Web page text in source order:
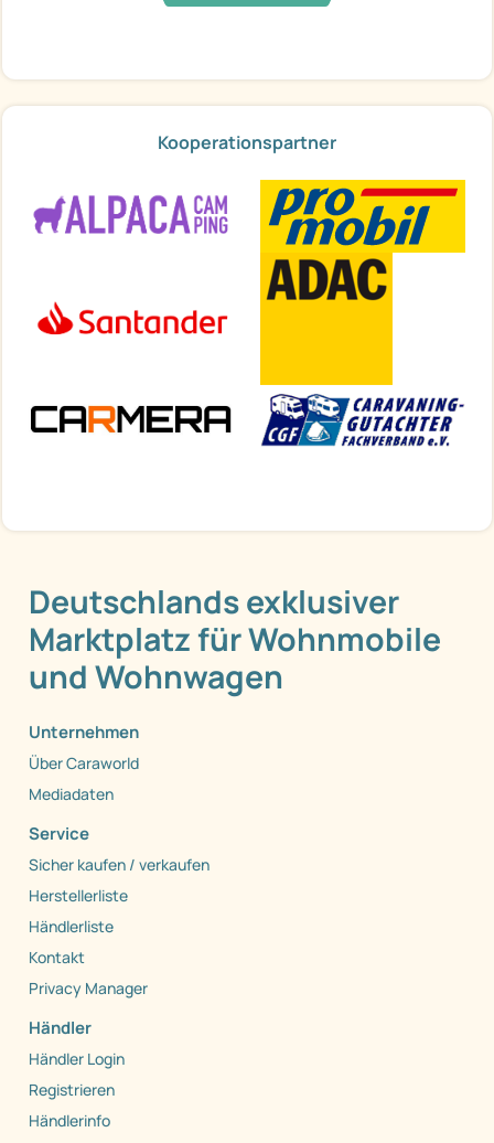
Kooperationspartner
Deutschlands exklusiver
Marktplatz für Wohnmobile
und Wohnwagen
Unternehmen
Über Caraworld
Mediadaten
Service
Sicher kaufen / verkaufen
Herstellerliste
Händlerliste
Kontakt
Privacy Manager
Händler
Händler Login
Registrieren
Händlerinfo